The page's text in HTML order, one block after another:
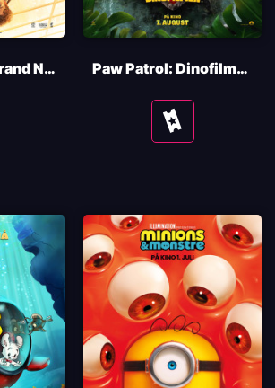
Spider-Man: Brand New Day Paw Patrol: Dinofilmen
Se
tider